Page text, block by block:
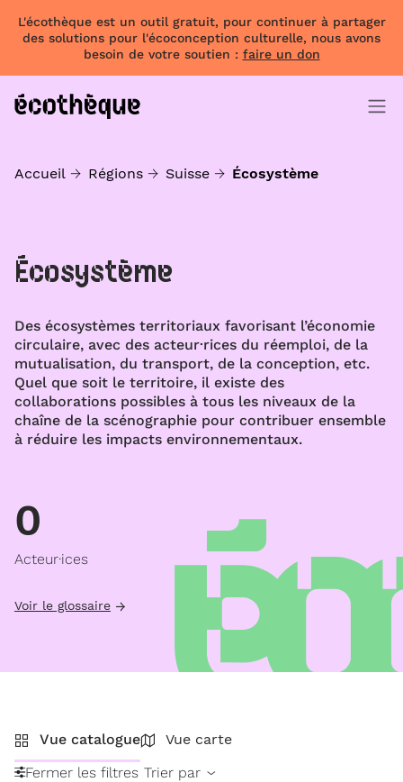
L'écothèque est un outil gratuit, pour continuer à partager
des solutions pour l'écoconception culturelle, nous avons
besoin de votre soutien : faire un don
Accueil Régions Suisse Écosystème
Écosystème
Des écosystèmes territoriaux favorisant l’économie
circulaire, avec des acteur·rices du réemploi, de la
mutualisation, du transport, de la conception, etc.
Quel que soit le territoire, il existe des
collaborations possibles à tous les niveaux de la
chaîne de la scénographie pour contribuer ensemble
à réduire les impacts environnementaux.
0
Acteur·ices
Voir le glossaire
Vue catalogue
Vue carte
Fermer les filtres Trier par